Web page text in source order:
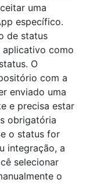
uma
específico.
de status
aplicativo como
O
com a
enviado uma
e precisa estar
obrigatória
o status for
integração, a
selecionar
o